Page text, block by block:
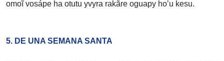
omoĩ vosápe ha otutu yvyra rakãre oguapy ho’u kesu.
5. DE UNA SEMANA SANTA